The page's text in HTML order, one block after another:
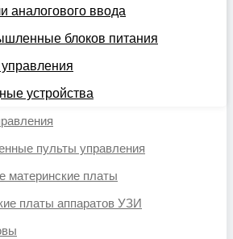
аналогового ввода
блоков питания
устройства
пульты управления
материнские платы
платы аппаратов УЗИ